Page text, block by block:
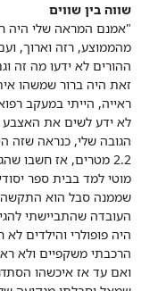
שווה בין שווים
"אמנם המראה שלי היה
מהממוצע, רזה וארוך,
ההורים לא ידעו מה זה
זאת היה ברור שמשהו
ראייה, הייתי במעקב
לא ידע לשים את האצבע
הגובה שלי, כנראה שזה
2.2 מטרים, אז חשבו שהגובה עובר בתורשה".
מוטי למד בבית ספר
שממנה סבל הוא
העובדה שהתביישתי
היה פופולרי והילדים
ואם עד אז איכשהו